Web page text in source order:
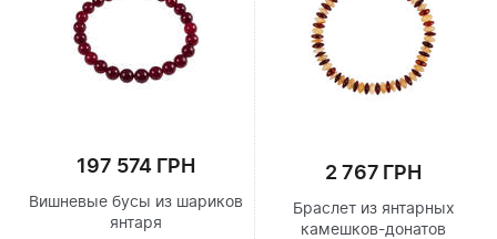
197 574 ГРН
Вишневые бусы из шариков
янтаря
2 767 ГРН
Браслет из янтарных
камешков-донатов